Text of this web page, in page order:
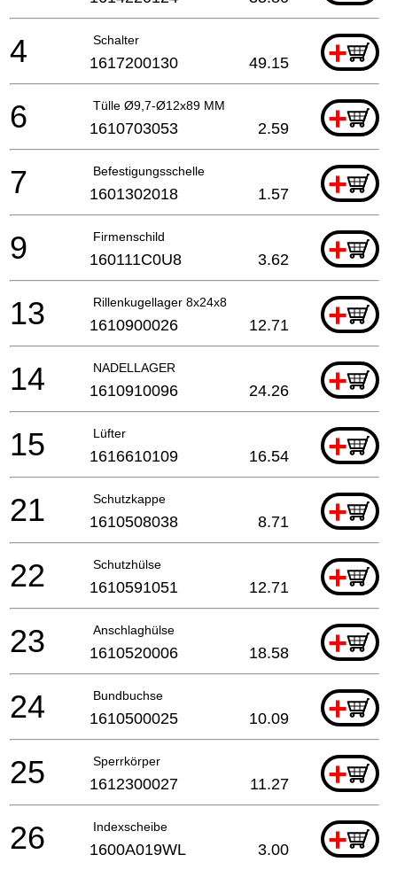
Schalter +
4 1617200130 49.15
Tülle Ø9,7-Ø12x89 MM +
6 1610703053 2.59
Befestigungsschelle +
7 1601302018 1.57
Firmenschild +
9 160111C0U8 3.62
Rillenkugellager 8x24x8 +
13 1610900026 12.71
NADELLAGER +
14 1610910096 24.26
Lüfter +
15 1616610109 16.54
Schutzkappe +
21 1610508038 8.71
Schutzhülse +
22 1610591051 12.71
Anschlaghülse +
23 1610520006 18.58
Bundbuchse +
24 1610500025 10.09
Sperrkörper +
25 1612300027 11.27
Indexscheibe +
26 1600A019WL 3.00